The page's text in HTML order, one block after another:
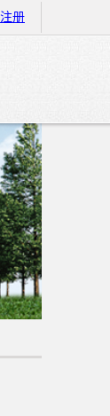
注册